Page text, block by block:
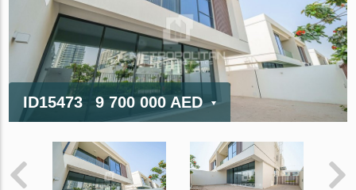
ID15473 9 700 000 AED